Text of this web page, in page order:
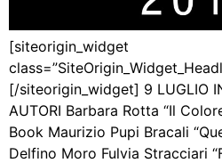
[siteorigin_widget
[/siteorigin_widget] 9 LUGLIO
AUTORI Barbara Rotta “Il
Book Maurizio Pupi Bracali
Delfino Moro Fulvia Stracciari